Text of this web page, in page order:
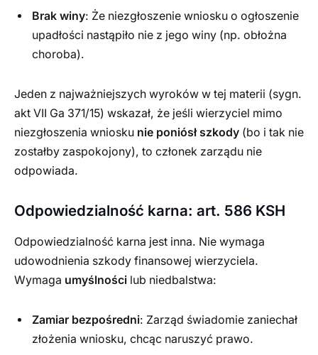
Brak winy: Że niezgłoszenie wniosku o ogłoszenie
upadłości nastąpiło nie z jego winy (np. obłożna
choroba).
Jeden z najważniejszych wyroków w tej materii (sygn.
akt VII Ga 371/15) wskazał, że jeśli wierzyciel mimo
niezgłoszenia wniosku nie poniósł szkody (bo i tak nie
zostałby zaspokojony), to członek zarządu nie
odpowiada.
Odpowiedzialność karna: art. 586 KSH
Odpowiedzialność karna jest inna. Nie wymaga
udowodnienia szkody finansowej wierzyciela.
Wymaga umyślności lub niedbalstwa:
Zamiar bezpośredni: Zarząd świadomie zaniechał
złożenia wniosku, chcąc naruszyć prawo.